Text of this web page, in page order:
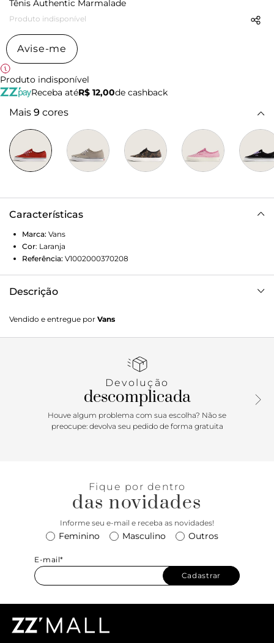
Tênis Authentic Marmalade
Produto indisponível
Avise-me
Produto indisponível
Receba atéR$ 12,00de cashback
Mais 9 cores
Características
Marca: Vans
Cor: Laranja
Referência: V1002000370208
Descrição
44, o Vans Authentic Shoe deu início a tudo. Sua estreia
introduziu a agora icônica sola waffle, dando aos skatistas a
limites. Refinado e reforçado ao longo do tempo, é um
raízes. Agora parte da Coleção Color Theory, foi reinventado
em tons vibrantes para uma abordagem nova e criativa.
Vendido e entregue por Vans
Devolução
descomplicada
Houve algum problema com sua escolha? Não se
preocupe: devolva seu pedido de forma gratuita
Fique por dentro
das novidades
Informe seu e-mail e receba as novidades!
Feminino Masculino Outros
E-mail*
Cadastrar